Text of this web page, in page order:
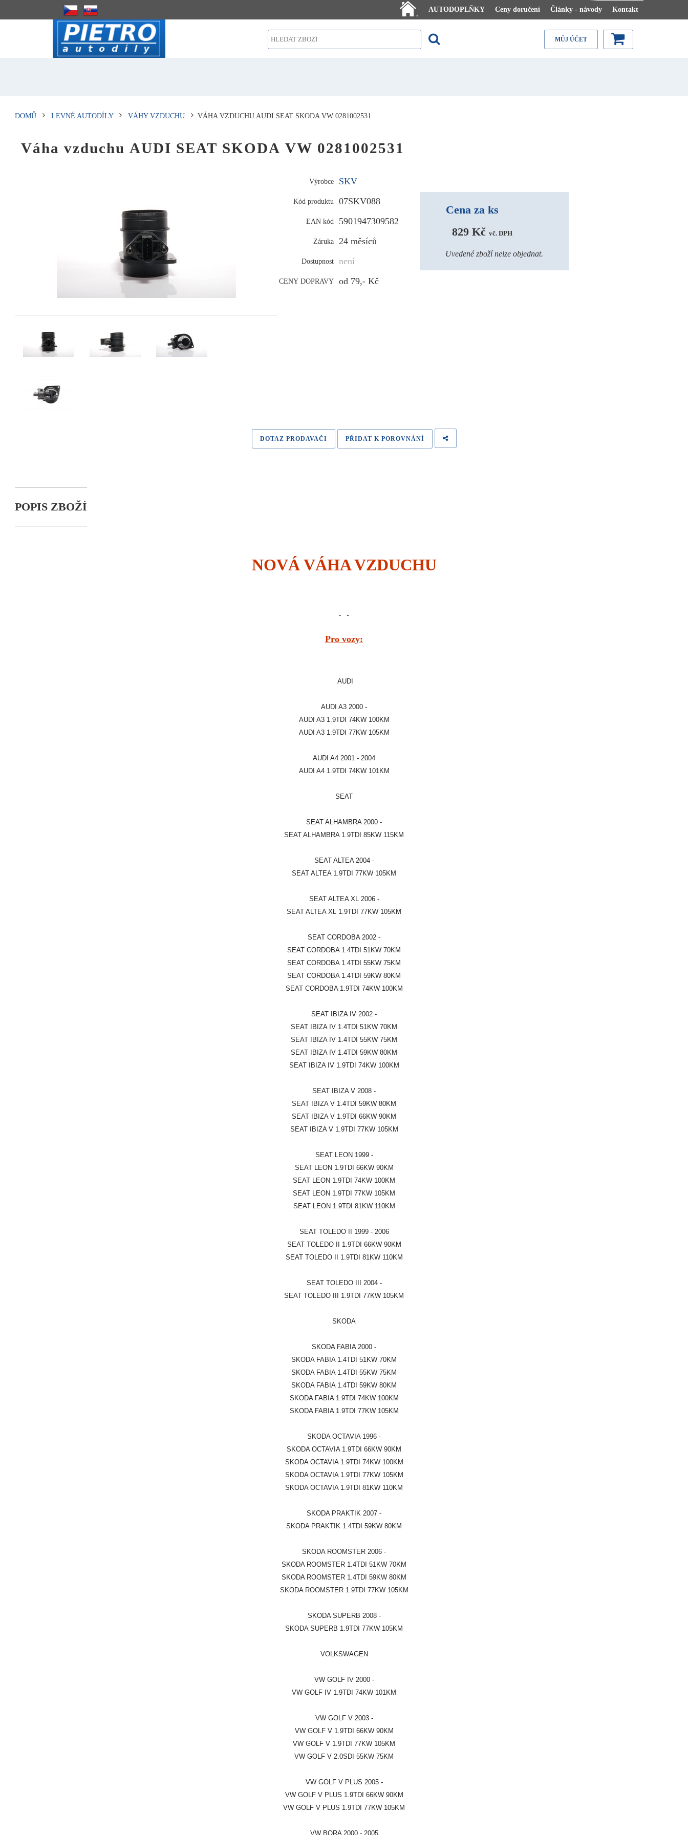
.
AUTODOPLŇKY Ceny doručení Články - návody Kontakt
MŮJ ÚČET
DOMŮ LEVNÉ AUTODÍLY VÁHY VZDUCHU VÁHA VZDUCHU AUDI SEAT SKODA VW 0281002531
Váha vzduchu AUDI SEAT SKODA VW 0281002531
Výrobce SKV
Kód produktu 07SKV088
EAN kód 5901947309582
Záruka 24 měsíců
Dostupnost není
CENY DOPRAVY od 79,- Kč
Cena za ks
829 Kč vč. DPH
Uvedené zboží nelze objednat.
DOTAZ PRODAVAČI PŘIDAT K POROVNÁNÍ
POPIS ZBOŽÍ
NOVÁ VÁHA VZDUCHU
Pro vozy:
AUDI
AUDI A3 2000 -
AUDI A3 1.9TDI 74KW 100KM
AUDI A3 1.9TDI 77KW 105KM
AUDI A4 2001 - 2004
AUDI A4 1.9TDI 74KW 101KM
SEAT
SEAT ALHAMBRA 2000 -
SEAT ALHAMBRA 1.9TDI 85KW 115KM
SEAT ALTEA 2004 -
SEAT ALTEA 1.9TDI 77KW 105KM
SEAT ALTEA XL 2006 -
SEAT ALTEA XL 1.9TDI 77KW 105KM
SEAT CORDOBA 2002 -
SEAT CORDOBA 1.4TDI 51KW 70KM
SEAT CORDOBA 1.4TDI 55KW 75KM
SEAT CORDOBA 1.4TDI 59KW 80KM
SEAT CORDOBA 1.9TDI 74KW 100KM
SEAT IBIZA IV 2002 -
SEAT IBIZA IV 1.4TDI 51KW 70KM
SEAT IBIZA IV 1.4TDI 55KW 75KM
SEAT IBIZA IV 1.4TDI 59KW 80KM
SEAT IBIZA IV 1.9TDI 74KW 100KM
SEAT IBIZA V 2008 -
SEAT IBIZA V 1.4TDI 59KW 80KM
SEAT IBIZA V 1.9TDI 66KW 90KM
SEAT IBIZA V 1.9TDI 77KW 105KM
SEAT LEON 1999 -
SEAT LEON 1.9TDI 66KW 90KM
SEAT LEON 1.9TDI 74KW 100KM
SEAT LEON 1.9TDI 77KW 105KM
SEAT LEON 1.9TDI 81KW 110KM
SEAT TOLEDO II 1999 - 2006
SEAT TOLEDO II 1.9TDI 66KW 90KM
SEAT TOLEDO II 1.9TDI 81KW 110KM
SEAT TOLEDO III 2004 -
SEAT TOLEDO III 1.9TDI 77KW 105KM
SKODA
SKODA FABIA 2000 -
SKODA FABIA 1.4TDI 51KW 70KM
SKODA FABIA 1.4TDI 55KW 75KM
SKODA FABIA 1.4TDI 59KW 80KM
SKODA FABIA 1.9TDI 74KW 100KM
SKODA FABIA 1.9TDI 77KW 105KM
SKODA OCTAVIA 1996 -
SKODA OCTAVIA 1.9TDI 66KW 90KM
SKODA OCTAVIA 1.9TDI 74KW 100KM
SKODA OCTAVIA 1.9TDI 77KW 105KM
SKODA OCTAVIA 1.9TDI 81KW 110KM
SKODA PRAKTIK 2007 -
SKODA PRAKTIK 1.4TDI 59KW 80KM
SKODA ROOMSTER 2006 -
SKODA ROOMSTER 1.4TDI 51KW 70KM
SKODA ROOMSTER 1.4TDI 59KW 80KM
SKODA ROOMSTER 1.9TDI 77KW 105KM
SKODA SUPERB 2008 -
SKODA SUPERB 1.9TDI 77KW 105KM
VOLKSWAGEN
VW GOLF IV 2000 -
VW GOLF IV 1.9TDI 74KW 101KM
VW GOLF V 2003 -
VW GOLF V 1.9TDI 66KW 90KM
VW GOLF V 1.9TDI 77KW 105KM
VW GOLF V 2.0SDI 55KW 75KM
VW GOLF V PLUS 2005 -
VW GOLF V PLUS 1.9TDI 66KW 90KM
VW GOLF V PLUS 1.9TDI 77KW 105KM
VW BORA 2000 - 2005